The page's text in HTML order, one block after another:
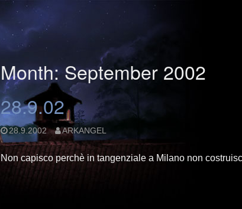
Month: September 2002
28.9.02
28.9.2002 ARKANGEL
Non capisco perchè in tangenziale a Milano non